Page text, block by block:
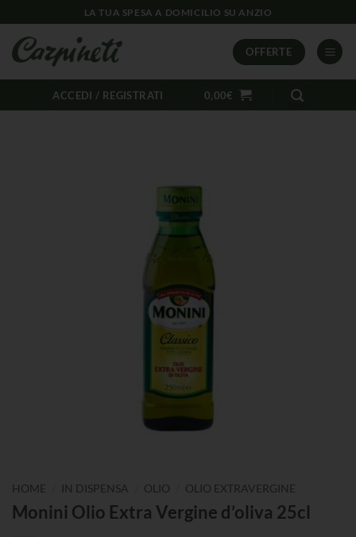
LA TUA SPESA A DOMICILIO SU ANZIO
OFFERTE
ACCEDI / REGISTRATI 0,00€
HOME IN DISPENSA OLIO OLIO EXTRAVERGINE
Monini Olio Extra Vergine d’oliva 25cl